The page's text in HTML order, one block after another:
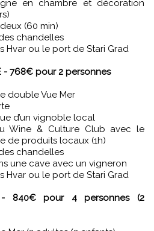
en chambre et décoration
(60 min)
chandelles
Hvar ou le port de Stari Grad
- 768€ pour 2 personnes
double Vue Mer
d’un vignoble local
Wine & Culture Club avec le
de produits locaux (1h)
chandelles
une cave avec un vigneron
Hvar ou le port de Stari Grad
- 840€ pour 4 personnes (2